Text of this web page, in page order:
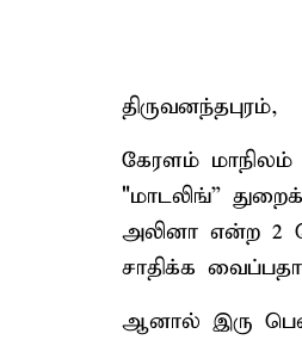
திருவனந்தபுரம்,
கேரளம்
"மாடலிங்”
அலினா என்ற 2
சாதிக்க
ஆனால் இரு